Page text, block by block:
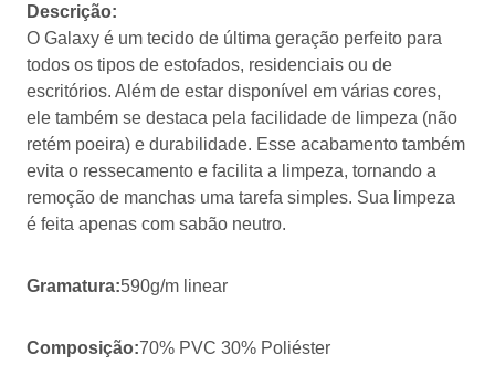
Descrição:
O Galaxy é um tecido de última geração perfeito para
todos os tipos de estofados, residenciais ou de
escritórios. Além de estar disponível em várias cores,
ele também se destaca pela facilidade de limpeza (não
retém poeira) e durabilidade. Esse acabamento também
evita o ressecamento e facilita a limpeza, tornando a
remoção de manchas uma tarefa simples. Sua limpeza
é feita apenas com sabão neutro.
Gramatura:590g/m linear
Composição:70% PVC 30% Poliéster